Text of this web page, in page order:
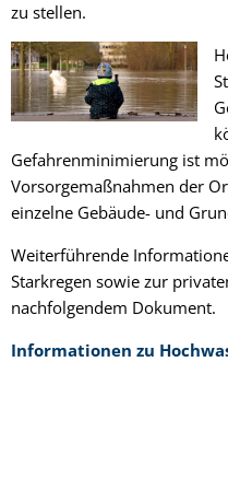
zu stellen.
Gefahrenminimierung ist
Vorsorgemaßnahmen der
einzelne Gebäude- und
Weiterführende
Starkregen sowie zur
nachfolgendem Dokument.
Informationen zu